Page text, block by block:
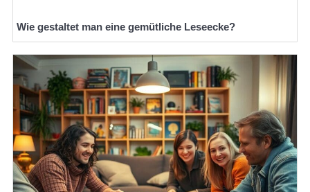
Wie gestaltet man eine gemütliche Leseecke?